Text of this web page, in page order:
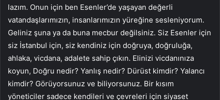
lazım. Onun için ben Esenler’de yaşayan değerli
vatandaşlarımızın, insanlarımızın yüreğine sesleniyorum.
Geliniz şuna ya da buna mecbur değilsiniz. Siz Esenler için
siz İstanbul için, siz kendiniz için doğruya, doğruluğa,
ahlaka, vicdana, adalete sahip çıkın. Elinizi vicdanınıza
koyun, Doğru nedir? Yanlış nedir? Dürüst kimdir? Yalancı
kimdir? Görüyorsunuz ve biliyorsunuz. Bir kısım
yöneticiler sadece kendileri ve çevreleri için siyaset